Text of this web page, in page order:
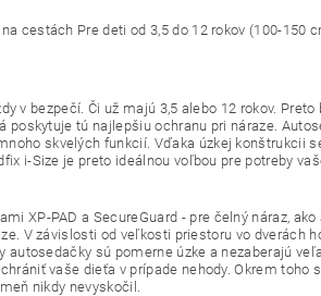
cestách Pre deti od 3,5 do 12 rokov (100-150
v bezpečí. Či už majú 3,5 alebo 12 rokov.
tú najlepšiu ochranu pri náraze.
skvelých funkcií. Vďaka úzkej konštrukcii
i-Size je preto ideálnou voľbou pre potreby
XP-PAD a SecureGuard - pre čelný náraz,
V závislosti od veľkosti priestoru vo dverách
autosedačky sú pomerne úzke a nezaberajú
vaše dieťa v prípade nehody. Okrem toho
nikdy nevyskočil.